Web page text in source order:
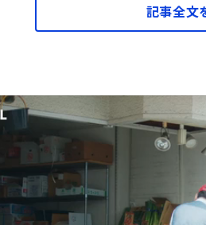
記事全文